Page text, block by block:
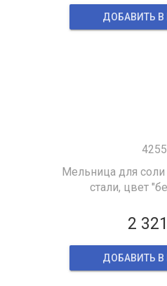
ДОБАВИТЬ В
Мельница для
стали, цвет
2 321
ДОБАВИТЬ В